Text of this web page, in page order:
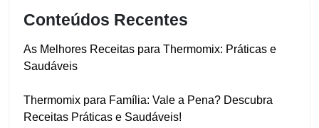
Conteúdos Recentes
As Melhores Receitas para Thermomix: Práticas e
Saudáveis
Thermomix para Família: Vale a Pena? Descubra
Receitas Práticas e Saudáveis!